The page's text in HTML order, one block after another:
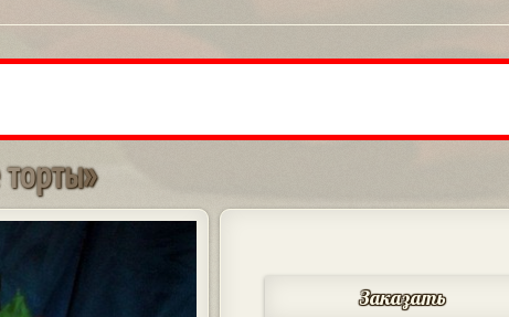
торты»
Заказать